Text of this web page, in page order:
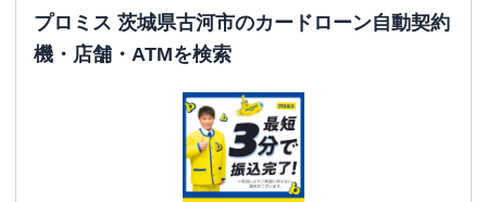
ATM営業時間
土曜：-
日祝： -
〇
茨城県古河市雷電町１１－３３ 日翔ビ
ル１Ｆ
プロミス 茨城県古河市のカードローン自動契約
機・店舗・ATMを検索